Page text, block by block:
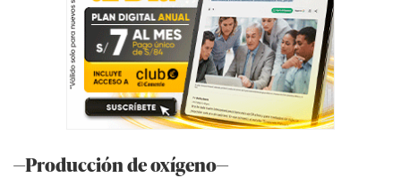
—Producción de oxígeno—